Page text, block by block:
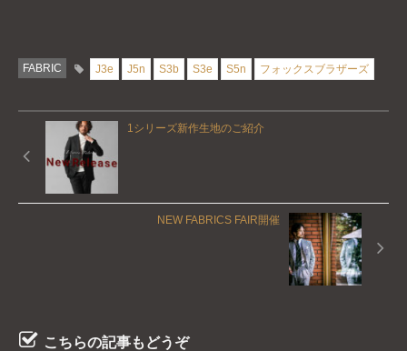
FABRIC J3e J5n S3b S3e S5n フォックスブラザーズ
1シリーズ新作生地のご紹介
NEW FABRICS FAIR開催
こちらの記事もどうぞ